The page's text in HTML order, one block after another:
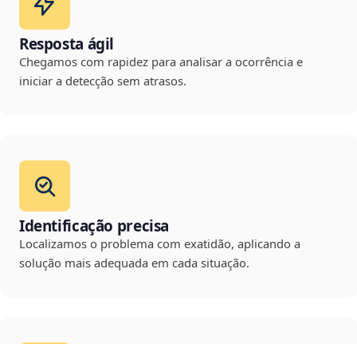
Resposta ágil
Chegamos com rapidez para analisar a ocorrência e
iniciar a detecção sem atrasos.
Identificação precisa
Localizamos o problema com exatidão, aplicando a
solução mais adequada em cada situação.